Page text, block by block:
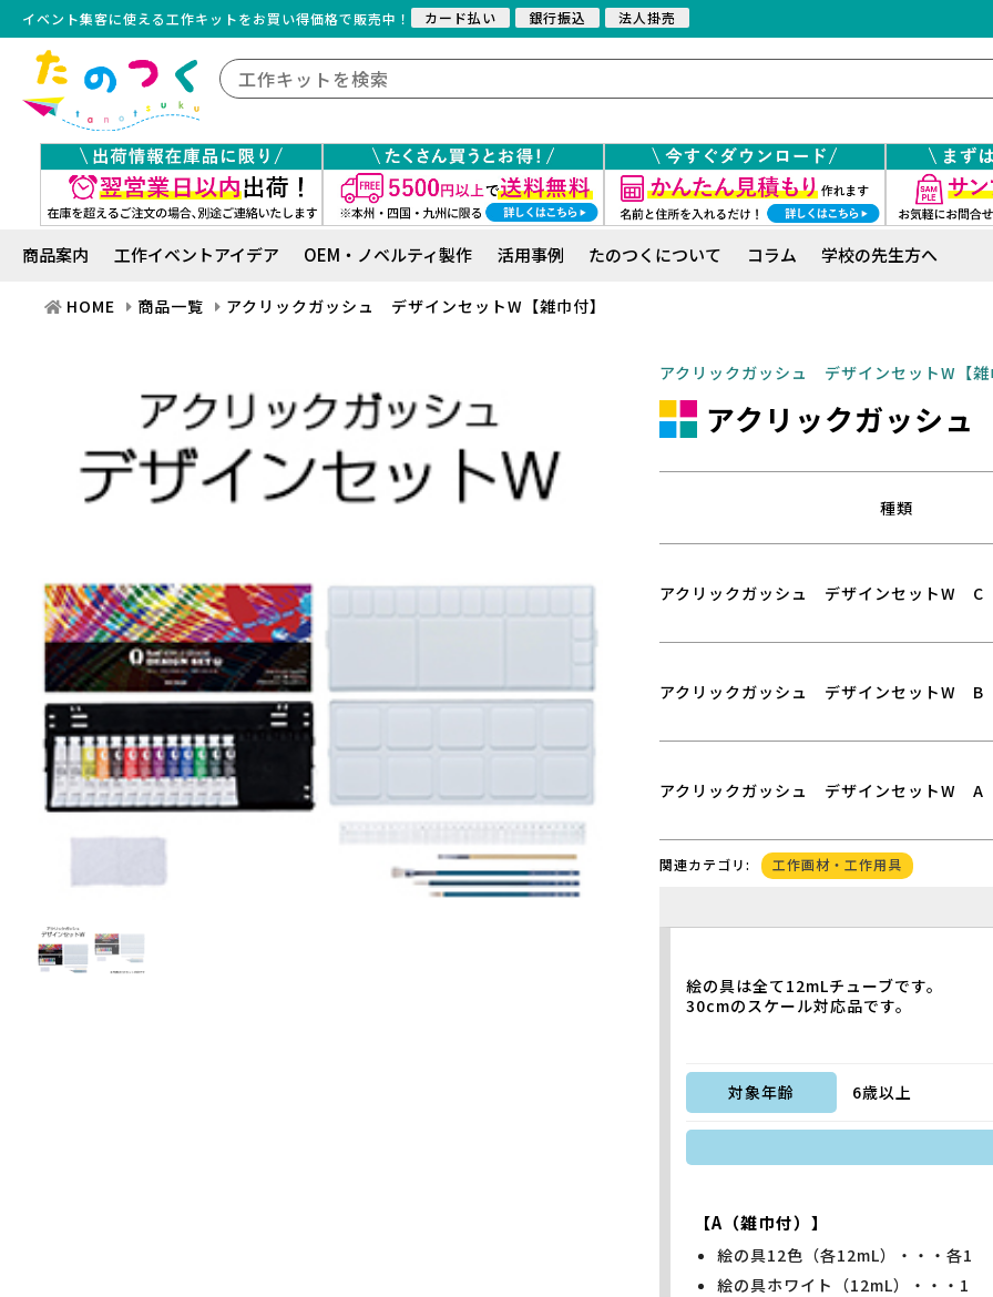
イベント集客に使える工作キットをお買い得価格で販売中！ カード払い 銀行振込 法人掛売
商品案内 工作イベントアイデア OEM・ノベルティ製作 活用事例 たのつくについて コラム 学校の先生方へ
HOME 商品一覧 アクリックガッシュ デザインセットW【雑巾付】
アクリックガッシュ デザインセットW【雑
アクリックガッシュ
種類
アクリックガッシュ デザインセットW C
アクリックガッシュ デザインセットW B
アクリックガッシュ デザインセットW A
関連カテゴリ: 工作画材・工作用具
絵の具は全て12mLチューブです。
30cmのスケール対応品です。
対象年齢 6歳以上
【A（雑巾付）】
絵の具12色（各12mL）・・・各1
絵の具ホワイト（12mL）・・・1